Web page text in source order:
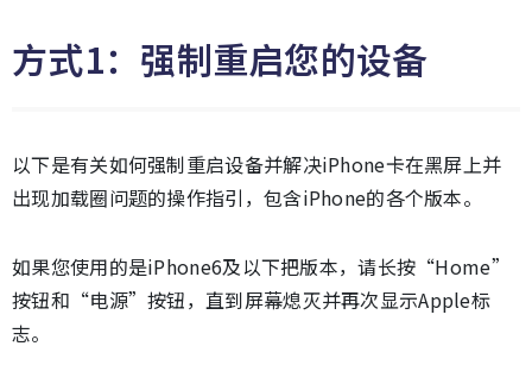
方式1：强制重启您的设备
以下是有关如何强制重启设备并解决iPhone卡在黑屏上并
出现加载圈问题的操作指引，包含iPhone的各个版本。
如果您使用的是iPhone6及以下把版本，请长按“Home”
按钮和“电源”按钮，直到屏幕熄灭并再次显示Apple标
志。